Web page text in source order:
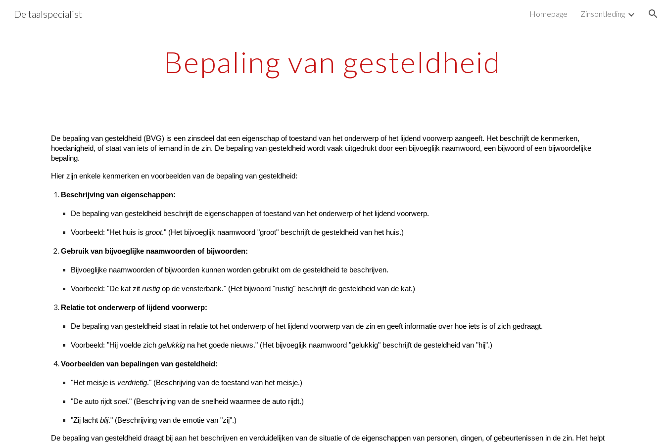
De taalspecialist Homepage Zinsontleding
Bepaling van gesteldheid
De bepaling van gesteldheid (BVG) is een zinsdeel dat een eigenschap of toestand van het onderwerp of het lijdend voorwerp aangeeft. Het beschrijft de kenmerken,
hoedanigheid, of staat van iets of iemand in de zin. De bepaling van gesteldheid wordt vaak uitgedrukt door een bijvoeglijk naamwoord, een bijwoord of een bijwoordelijke
bepaling.
Hier zijn enkele kenmerken en voorbeelden van de bepaling van gesteldheid:
Beschrijving van eigenschappen:
De bepaling van gesteldheid beschrijft de eigenschappen of toestand van het onderwerp of het lijdend voorwerp.
Voorbeeld: "Het huis is groot." (Het bijvoeglijk naamwoord "groot" beschrijft de gesteldheid van het huis.)
Gebruik van bijvoeglijke naamwoorden of bijwoorden:
Bijvoeglijke naamwoorden of bijwoorden kunnen worden gebruikt om de gesteldheid te beschrijven.
Voorbeeld: "De kat zit rustigop de vensterbank." (Het bijwoord "rustig" beschrijft de gesteldheid van de kat.)
Relatie tot onderwerp of lijdend voorwerp:
De bepaling van gesteldheid staat in relatie tot het onderwerp of het lijdend voorwerp van de zin en geeft informatie over hoe iets is of zich gedraagt.
Voorbeeld: "Hij voelde zich gelukkigna het goede nieuws." (Het bijvoeglijk naamwoord "gelukkig" beschrijft de gesteldheid van "hij".)
Voorbeelden van bepalingen van gesteldheid:
"Het meisje is verdrietig." (Beschrijving van de toestand van het meisje.)
"De auto rijdt snel." (Beschrijving van de snelheid waarmee de auto rijdt.)
"Zij lacht blij." (Beschrijving van de emotie van "zij".)
De bepaling van gesteldheid draagt bij aan het beschrijven en verduidelijken van de situatie of de eigenschappen van personen, dingen, of gebeurtenissen in de zin. Het helpt